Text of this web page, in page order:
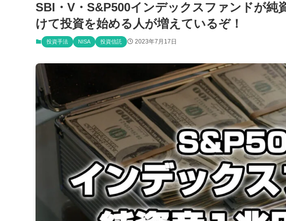
SBI・V・S&P500インデックスファンドが純
けて投資を始める人が増えているぞ！
投資手法 NISA 投資信託 2023年7月17日